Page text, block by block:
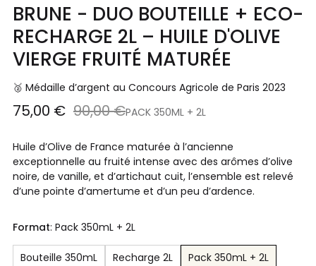
BRUNE - DUO BOUTEILLE + ECO-
RECHARGE 2L – HUILE D'OLIVE
VIERGE FRUITÉ MATURÉE
🥈 Médaille d’argent au Concours Agricole de Paris 2023
Prix
75,00 € Prix
90,00 €PACK 350ML + 2L
Huile d’Olive de France maturée à l’ancienne
exceptionnelle au fruité intense avec des arômes d’olive
noire, de vanille, et d’artichaut cuit, l’ensemble est relevé
d’une pointe d’amertume et d’un peu d’ardence.
Format: Pack 350mL + 2L
Bouteille 350mL Recharge 2L Pack 350mL + 2L